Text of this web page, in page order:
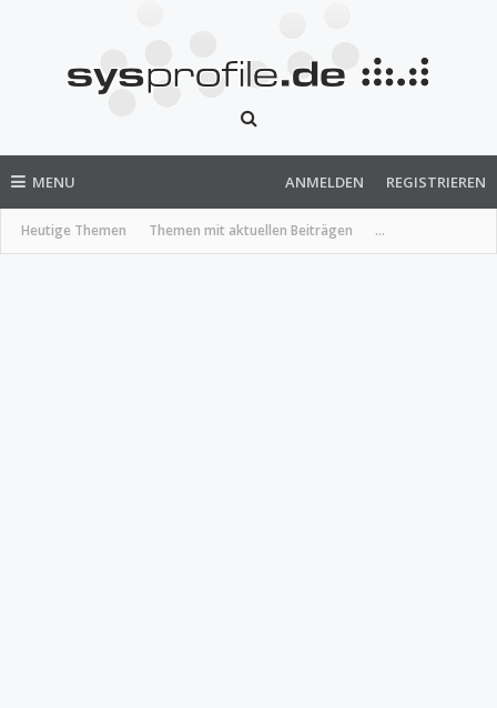
MENU
Heutige Themen Themen mit aktuellen Beiträgen ...
ANMELDEN REGISTRIEREN